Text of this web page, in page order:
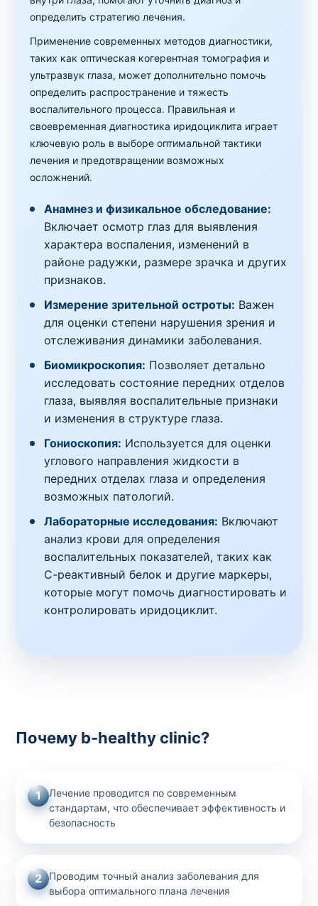
определить стратегию лечения.
Применение современных методов диагностики,
таких как оптическая когерентная томография и
ультразвук глаза, может дополнительно помочь
определить распространение и тяжесть
воспалительного процесса. Правильная и
своевременная диагностика иридоциклита играет
ключевую роль в выборе оптимальной тактики
лечения и предотвращении возможных
осложнений.
Анамнез и физикальное обследование:
Включает осмотр глаз для выявления
характера воспаления, изменений в
районе радужки, размере зрачка и других
признаков.
Измерение зрительной остроты: Важен
для оценки степени нарушения зрения и
отслеживания динамики заболевания.
Биомикроскопия: Позволяет детально
исследовать состояние передних отделов
глаза, выявляя воспалительные признаки
и изменения в структуре глаза.
Гониоскопия: Используется для оценки
углового направления жидкости в
передних отделах глаза и определения
возможных патологий.
Лабораторные исследования: Включают
анализ крови для определения
воспалительных показателей, таких как
С-реактивный белок и другие маркеры,
которые могут помочь диагностировать и
контролировать иридоциклит.
Почему b-healthy clinic?
1
Лечение проводится по современным
стандартам, что обеспечивает эффективность и
безопасность
2
Проводим точный анализ заболевания для
выбора оптимального плана лечения